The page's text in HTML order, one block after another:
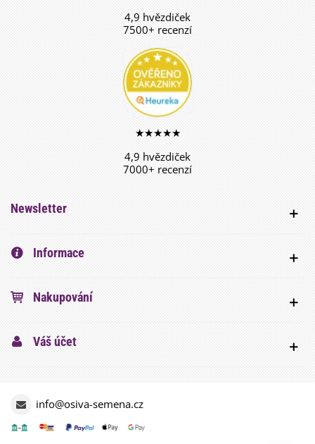
4,9 hvězdiček
7500+ recenzí
★★★★★
4,9 hvězdiček
7000+ recenzí
Newsletter
Informace
Nakupování
Váš účet
info@osiva-semena.cz